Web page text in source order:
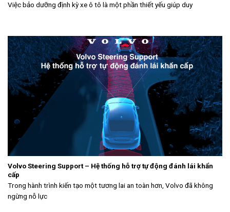
Việc bảo dưỡng định kỳ xe ô tô là một phần thiết yếu giúp duy
Volvo Steering Support – Hệ thống hỗ trợ tự động đánh lái khẩn
cấp
Trong hành trình kiến tạo một tương lai an toàn hơn, Volvo đã không
ngừng nỗ lực